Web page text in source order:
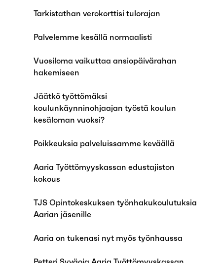
Tarkistathan verokorttisi tulorajan
Palvelemme kesällä normaalisti
Vuosiloma vaikuttaa ansiopäivärahan
hakemiseen
Jäätkö työttömäksi
koulunkäynninohjaajan työstä koulun
kesäloman vuoksi?
Poikkeuksia palveluissamme keväällä
Aaria Työttömyyskassan edustajiston
kokous
TJS Opintokeskuksen työnhakukoulutuksia
Aarian jäsenille
Aaria on tukenasi nyt myös työnhaussa